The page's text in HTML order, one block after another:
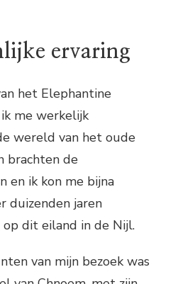
ervaring
het Elephantine
me werkelijk
wereld van het oude
brachten de
en ik kon me bijna
duizenden jaren
dit eiland in de Nijl.
van mijn bezoek was